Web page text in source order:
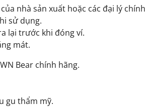
nhà sản xuất hoặc các đại lý
sử dụng.
lại trước khi đóng ví.
mát.
Bear chính hãng.
gu thẩm mỹ.